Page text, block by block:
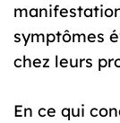
symptômes
chez leurs
En ce qui